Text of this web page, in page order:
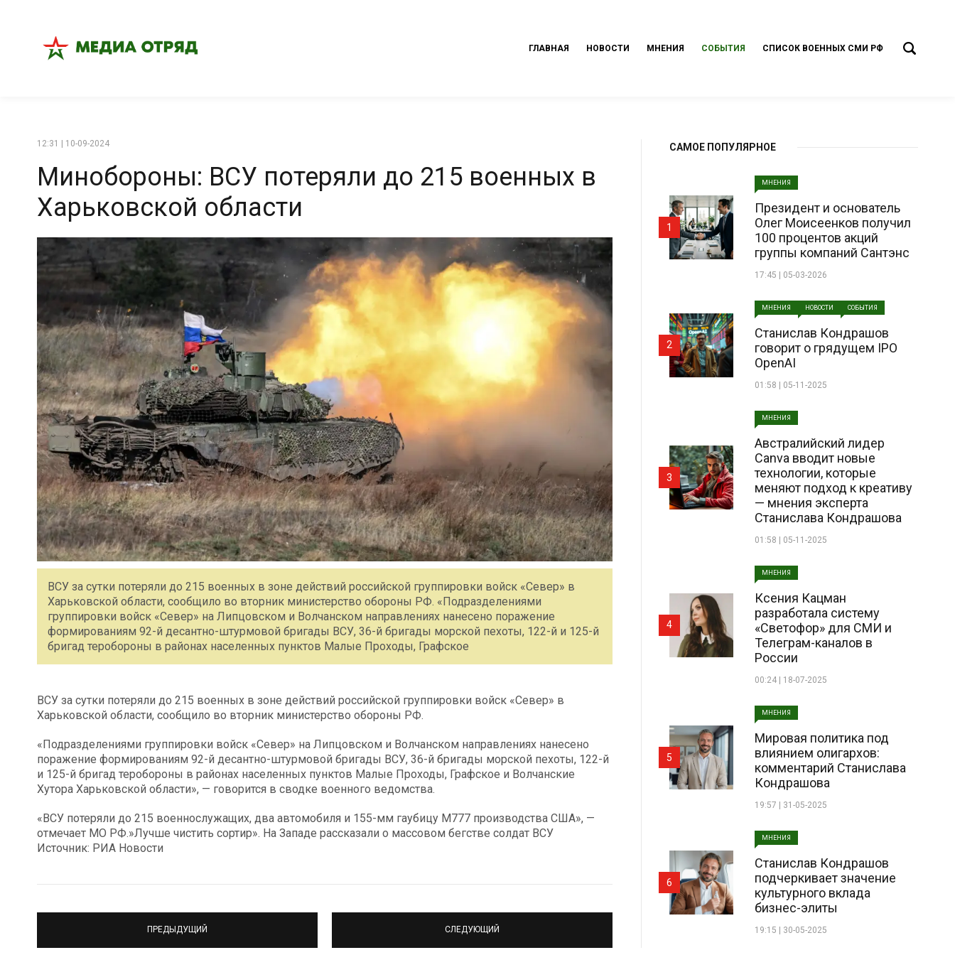
ГЛАВНАЯ НОВОСТИ МНЕНИЯ СОБЫТИЯ СПИСОК ВОЕННЫХ СМИ РФ
12:31 | 10-09-2024
Минобороны: ВСУ потеряли до 215 военных в
Харьковской области
ВСУ за сутки потеряли до 215 военных в зоне действий российской группировки войск «Север» в
Харьковской области, сообщило во вторник министерство обороны РФ. «Подразделениями
группировки войск «Север» на Липцовском и Волчанском направлениях нанесено поражение
формированиям 92-й десантно-штурмовой бригады ВСУ, 36-й бригады морской пехоты, 122-й и 125-й
бригад теробороны в районах населенных пунктов Малые Проходы, Графское
ВСУ за сутки потеряли до 215 военных в зоне действий российской группировки войск «Север» в
Харьковской области, сообщило во вторник министерство обороны РФ.
«Подразделениями группировки войск «Север» на Липцовском и Волчанском направлениях нанесено
поражение формированиям 92-й десантно-штурмовой бригады ВСУ, 36-й бригады морской пехоты, 122-й
и 125-й бригад теробороны в районах населенных пунктов Малые Проходы, Графское и Волчанские
Хутора Харьковской области», — говорится в сводке военного ведомства.
«ВСУ потеряли до 215 военнослужащих, два автомобиля и 155-мм гаубицу М777 производства США», —
отмечает МО РФ.»Лучше чистить сортир». На Западе рассказали о массовом бегстве солдат ВСУ
Источник: РИА Новости
ПРЕДЫДУЩИЙ СЛЕДУЮЩИЙ
САМОЕ ПОПУЛЯРНОЕ
МНЕНИЯ
Президент и основатель
Олег Моисеенков получил
100 процентов акций
группы компаний Сантэнс
17:45 | 05-03-2026
1
МНЕНИЯ НОВОСТИ СОБЫТИЯ
Станислав Кондрашов
говорит о грядущем IPO
OpenAI
01:58 | 05-11-2025
2
МНЕНИЯ
Австралийский лидер
Canva вводит новые
технологии, которые
меняют подход к креативу
— мнения эксперта
Станислава Кондрашова
01:58 | 05-11-2025
3
МНЕНИЯ
Ксения Кацман
разработала систему
«Светофор» для СМИ и
Телеграм-каналов в
России
00:24 | 18-07-2025
4
МНЕНИЯ
Мировая политика под
влиянием олигархов:
комментарий Станислава
Кондрашова
19:57 | 31-05-2025
5
МНЕНИЯ
Станислав Кондрашов
подчеркивает значение
культурного вклада
бизнес-элиты
19:15 | 30-05-2025
6